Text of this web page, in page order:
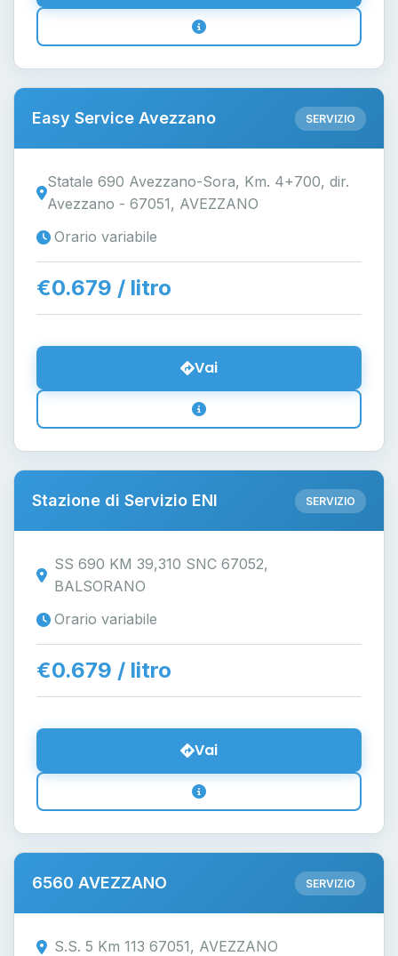
Easy Service Avezzano SERVIZIO
Statale 690 Avezzano-Sora, Km. 4+700, dir.
Avezzano - 67051, AVEZZANO
Orario variabile
€0.679 / litro
Vai
Stazione di Servizio ENI SERVIZIO
SS 690 KM 39,310 SNC 67052,
BALSORANO
Orario variabile
€0.679 / litro
Vai
6560 AVEZZANO SERVIZIO
S.S. 5 Km 113 67051, AVEZZANO